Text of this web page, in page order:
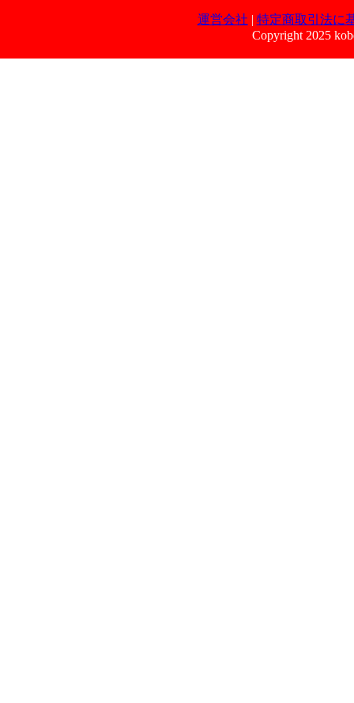
運営会社 | 特定商取引法に
Copyright 2025